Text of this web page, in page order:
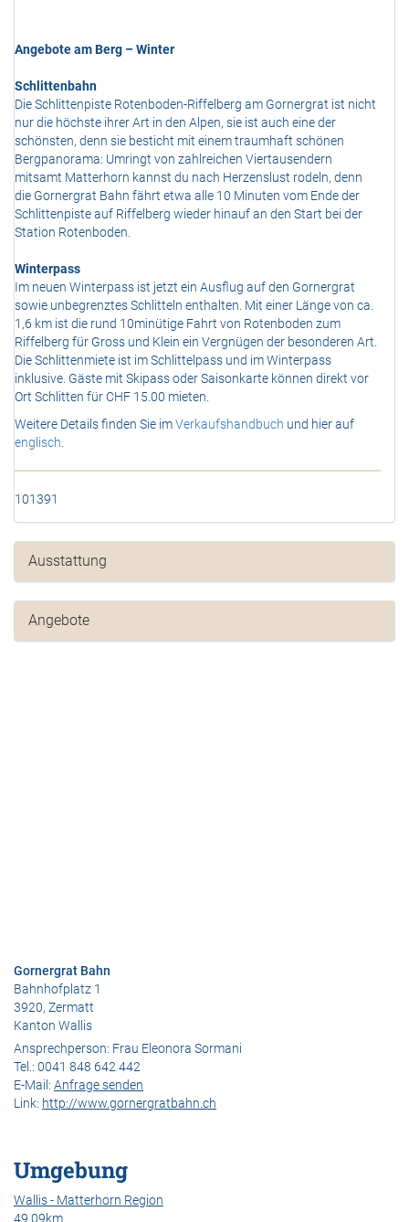
Angebote am Berg – Winter
Schlittenbahn
Die Schlittenpiste Rotenboden-Riffelberg am Gornergrat ist nicht
nur die höchste ihrer Art in den Alpen, sie ist auch eine der
schönsten, denn sie besticht mit einem traumhaft schönen
Bergpanorama: Umringt von zahlreichen Viertausendern
mitsamt Matterhorn kannst du nach Herzenslust rodeln, denn
die Gornergrat Bahn fährt etwa alle 10 Minuten vom Ende der
Schlittenpiste auf Riffelberg wieder hinauf an den Start bei der
Station Rotenboden.
Winterpass
Im neuen Winterpass ist jetzt ein Ausflug auf den Gornergrat
sowie unbegrenztes Schlitteln enthalten. Mit einer Länge von ca.
1,6 km ist die rund 10minütige Fahrt von Rotenboden zum
Riffelberg für Gross und Klein ein Vergnügen der besonderen Art.
Die Schlittenmiete ist im Schlittelpass und im Winterpass
inklusive. Gäste mit Skipass oder Saisonkarte können direkt vor
Ort Schlitten für CHF 15.00 mieten.
Weitere Details finden Sie imVerkaufshandbuch und hier auf
englisch.
101391
Ausstattung
Angebote
Gornergrat Bahn
Bahnhofplatz 1
3920, Zermatt
Kanton Wallis
Ansprechperson: Frau Eleonora Sormani
Tel.: 0041 848 642 442
E-Mail: Anfrage senden
Link: http://www.gornergratbahn.ch
Umgebung
Wallis - Matterhorn Region
49.09km